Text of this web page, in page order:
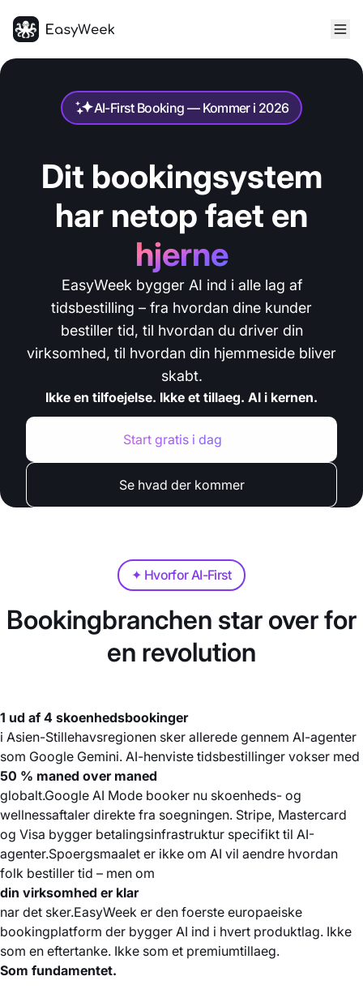
AI-First Booking — Kommer i 2026
Dit bookingsystem
har netop faet en
hjerne
EasyWeek bygger AI ind i alle lag af
tidsbestilling – fra hvordan dine kunder
bestiller tid, til hvordan du driver din
virksomhed, til hvordan din hjemmeside bliver
skabt.
Ikke en tilfoejelse. Ikke et tillaeg. AI i kernen.
Start gratis i dag
Se hvad der kommer
✦ Hvorfor AI-First
Bookingbranchen star over for
en revolution
1 ud af 4 skoenhedsbookinger
i Asien-Stillehavsregionen sker allerede gennem AI-agenter
som Google Gemini. AI-henviste tidsbestillinger vokser med
50 % maned over maned
globalt.Google AI Mode booker nu skoenheds- og
wellnessaftaler direkte fra soegningen. Stripe, Mastercard
og Visa bygger betalingsinfrastruktur specifikt til AI-
agenter.Spoergsmaalet er ikke om AI vil aendre hvordan
folk bestiller tid – men om
din virksomhed er klar
nar det sker.EasyWeek er den foerste europaeiske
bookingplatform der bygger AI ind i hvert produktlag. Ikke
som en eftertanke. Ikke som et premiumtillaeg.
Som fundamentet.